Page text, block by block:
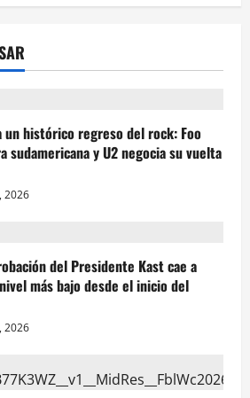
un histórico regreso del rock: Foo
sudamericana y U2 negocia su vuelta
2026
del Presidente Kast cae a
más bajo desde el inicio del
2026